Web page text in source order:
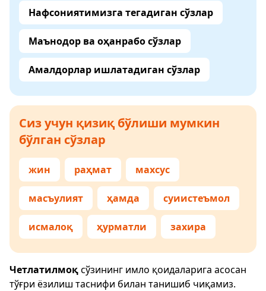
Нафсониятимизга тегадиган сўзлар
Маънодор ва оҳанрабо сўзлар
Амалдорлар ишлатадиган сўзлар
Сиз учун қизиқ бўлиши мумкин
бўлган сўзлар
жин раҳмат махсус
масъулият ҳамда суиистеъмол
исмалоқ ҳурматли захира
Четлатилмоқсўзининг имло қоидаларига асосан
тўғри ёзилиш таснифи билан танишиб чиқамиз.